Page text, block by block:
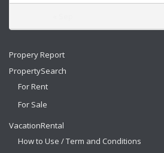
Propery Report
PropertySearch
For Rent
For Sale
VacationRental
How to Use / Term and Conditions